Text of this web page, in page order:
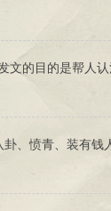
的目的是帮人认
、愤青、装有钱